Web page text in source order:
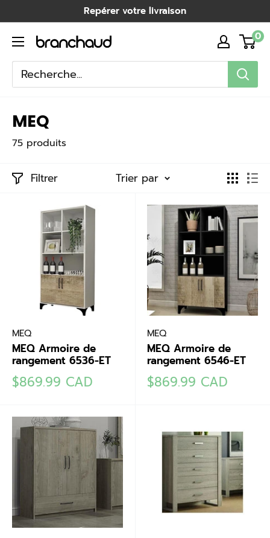
au
contenu
Repérer votre livraison
Branchaud
0
MEQ
75 produits
Filtrer Trier par
MEQ
MEQ Armoire de
rangement 6536-ET
Prix
réduit
$869.99 CAD
MEQ
MEQ Armoire de
rangement 6546-ET
Prix
réduit
$869.99 CAD